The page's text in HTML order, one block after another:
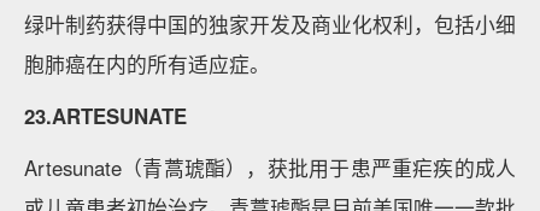
绿叶制药获得中国的独家开发及商业化权利，包括小细
胞肺癌在内的所有适应症。
23.ARTESUNATE
Artesunate（青蒿琥酯），获批用于患严重疟疾的成人